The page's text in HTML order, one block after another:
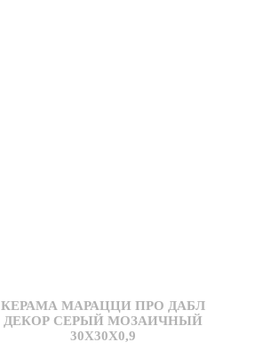
КЕРАМА МАРАЦЦИ ПРО ДАБЛ
ДЕКОР СЕРЫЙ МОЗАИЧНЫЙ
30X30Х0,9